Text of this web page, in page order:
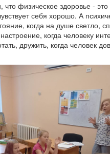
физическое здоровье - это
себя хорошо. А
когда на душе светло,
когда человеку
дружить, когда человек